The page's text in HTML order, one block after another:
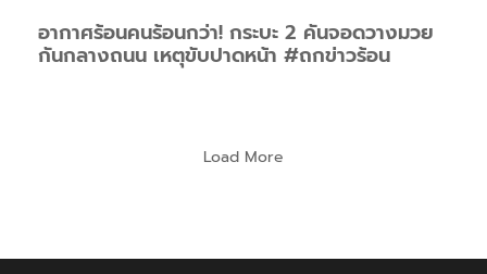
อากาศร้อนคนร้อนกว่า! กระบะ 2 คันจอดวางมวย
กันกลางถนน เหตุขับปาดหน้า #ถกข่าวร้อน
Load More